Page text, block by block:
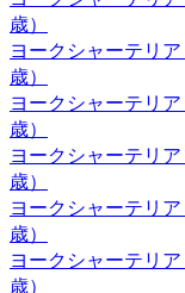
きないので、お越
ただくようよろし
気軽にお問い合わせ
2020.10.2
ヨークシャーテリ
ています。気の強
りとしつけてあげ
ことを示すことで
結ぶことができま
歳）
ヨークシャーテリ
歳）
ヨークシャーテリ
歳）
ヨークシャーテリ
歳）
ヨークシャーテリ
歳）
ヨークシャーテリ
歳）